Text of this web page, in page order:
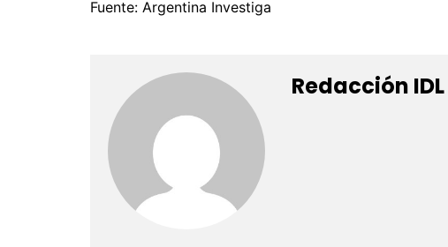
Fuente: Argentina Investiga
Redacción IDL